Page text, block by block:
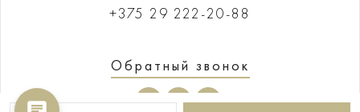
+375 29 222-20-88
Обратный звонок
Здравствуйте! Если у Вас
появятся вопросы, напишите